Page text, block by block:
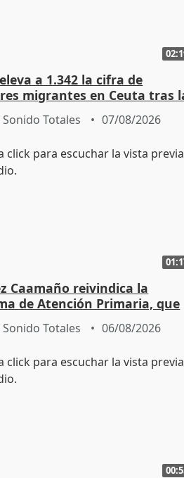
a 1.342 la cifra de
migrantes en Ceuta tras
masiva
Sonido Totales 07/08/2026
Caamaño reivindica la
de Atención Primaria, que
la autogestión
Sonido Totales 06/08/2026